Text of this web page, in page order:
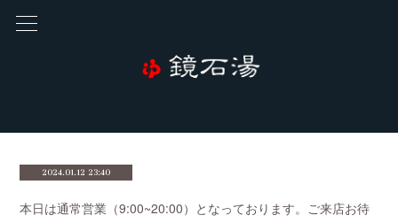
2024.01.12 23:40
本日は通常営業（9:00~20:00）となっております。ご来店お待